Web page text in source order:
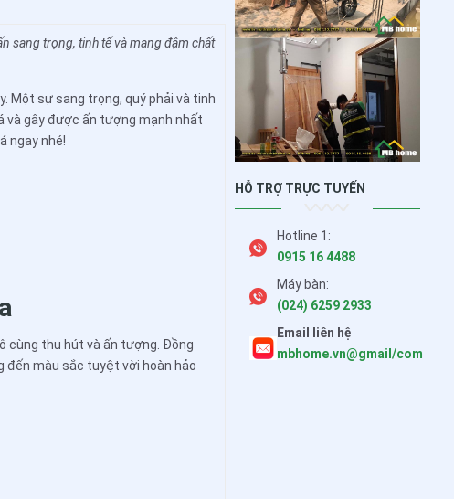
sang trọng, tinh tế và mang đậm chất
Một sự sang trọng, quý phải và tinh
và gây được ấn tượng mạnh nhất
ngay nhé!
cùng thu hút và ấn tượng. Đồng
đến màu sắc tuyệt vời hoàn hảo
HỖ TRỢ TRỰC TUYẾN
Hotline 1:
0915 16 4488
Máy bàn:
(024) 6259 2933
Email liên hệ
mbhome.vn@gmail/com